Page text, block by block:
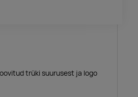
trüki suurusest ja logo